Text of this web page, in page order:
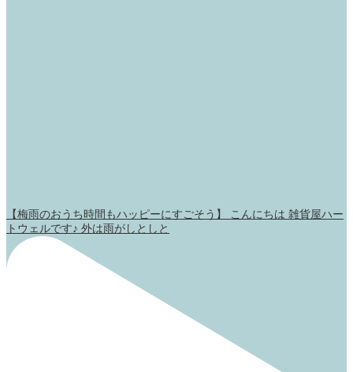
【梅雨のおうち時間もハッピーにすごそう】 こんにちは 雑貨屋ハー
トウェルです♪ 外は雨がしとしと